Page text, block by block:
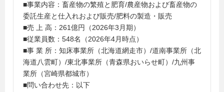
■事業内容：畜産物の繁殖と肥育/農産物および畜産物の
委託生産と仕入れおよび販売/肥料の製造・販売
■売 上 高：261億円（2026年3月期）
■従業員数：548名（2026年4月時点）
■事 業 所：知床事業所（北海道網走市）/道南事業所（北
海道八雲町）/東北事業所（青森県おいらせ町）/九州事
業所（宮崎県都城市）
■問い合わせ先：以下